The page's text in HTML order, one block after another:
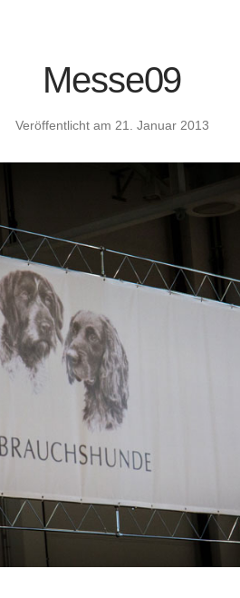
Messe09
Veröffentlicht am 21. Januar 2013